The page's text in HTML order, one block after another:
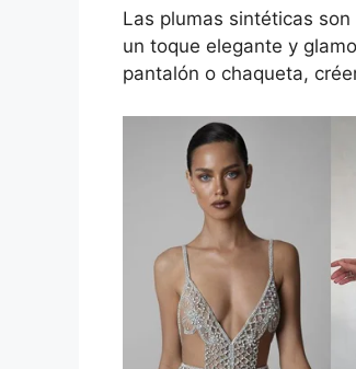
Las plumas sintéticas
un toque elegante y
pantalón o chaqueta,